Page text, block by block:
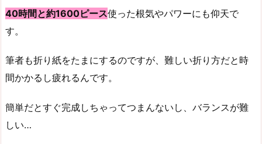
40時間と約1600ピース使った根気やパワーにも仰天で
す。
筆者も折り紙をたまにするのですが、難しい折り方だと時
間かかるし疲れるんです。
簡単だとすぐ完成しちゃってつまんないし、バランスが難
しい…